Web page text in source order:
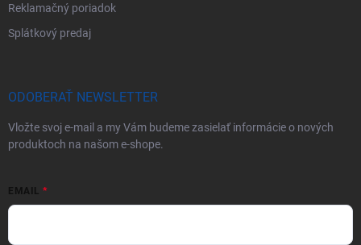
Reklamačný poriadok
Splátkový predaj
ODOBERAŤ NEWSLETTER
Vložte svoj e-mail a my Vám budeme zasielať informácie o nových
produktoch na našom e-shope.
EMAIL